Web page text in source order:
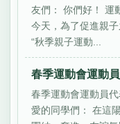
友們： 你們好！ 運
今天，為了促進親
“秋季親子運動...
春季運動會運動
春季運動會運動員
愛的同學們： 在這